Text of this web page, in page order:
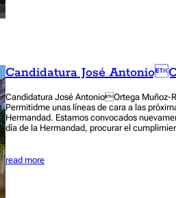
Candidatura José
Candidatura José AntonioOrtega Muñoz-
Permitidme unas líneas de cara a las
Hermandad. Estamos convocados
día de la Hermandad, procurar el
read more